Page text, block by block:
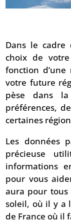
Dans le cadre
choix de
fonction
votre future
pèse dans
préférences,
certaines
Les données
précieuse
informations
pour vous
aura pour
soleil, où il y a
de France où il